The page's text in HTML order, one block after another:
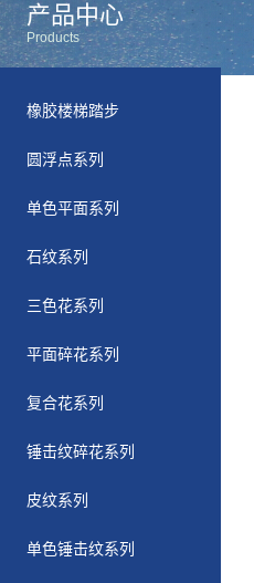
产品中心
Products
橡胶楼梯踏步
圆浮点系列
单色平面系列
石纹系列
三色花系列
平面碎花系列
复合花系列
锤击纹碎花系列
皮纹系列
单色锤击纹系列